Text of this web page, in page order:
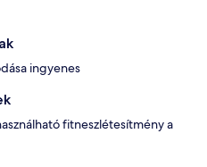
ingyenes
fitneszlétesítmény a